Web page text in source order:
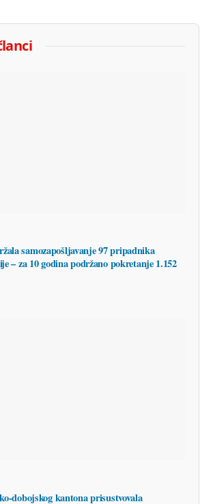
samozapošljavanje 97 pripadnika
– za 10 godina podržano pokretanje 1.152
dobojskog kantona prisustvovala